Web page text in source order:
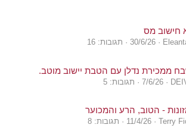
חישוב מס
30/6/26
תגובות: 16
ממכירת נדלן עם הטבת יישוב מוטב.
7/6/26
תגובות: 5
- הטוב, הרע והמכוער
11/4/26
תגובות: 8